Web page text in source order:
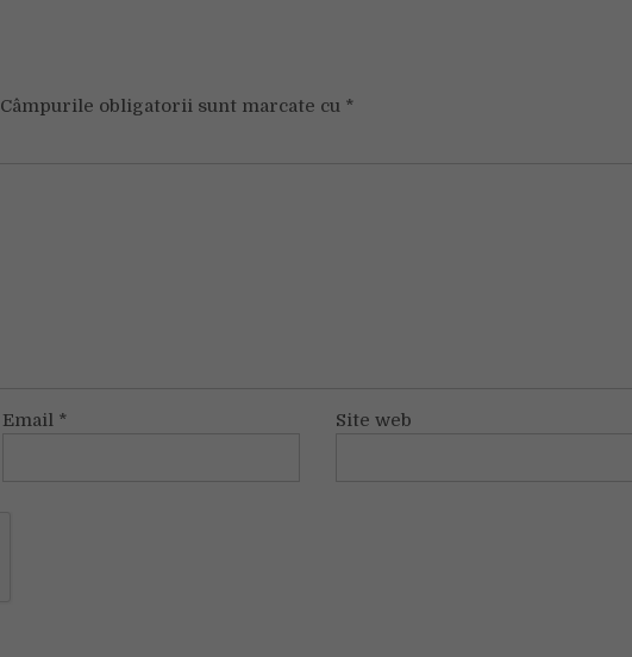
Câmpurile obligatorii sunt marcate cu *
Email * Site web